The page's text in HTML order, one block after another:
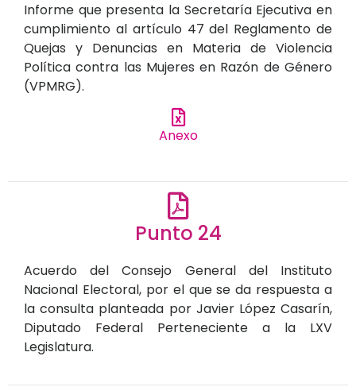
Informe que presenta la Secretaría Ejecutiva en
cumplimiento al artículo 47 del Reglamento de
Quejas y Denuncias en Materia de Violencia
Política contra las Mujeres en Razón de Género
(VPMRG).
Anexo
Punto 24
Acuerdo del Consejo General del Instituto
Nacional Electoral, por el que se da respuesta a
la consulta planteada por Javier López Casarín,
Diputado Federal Perteneciente a la LXV
Legislatura.